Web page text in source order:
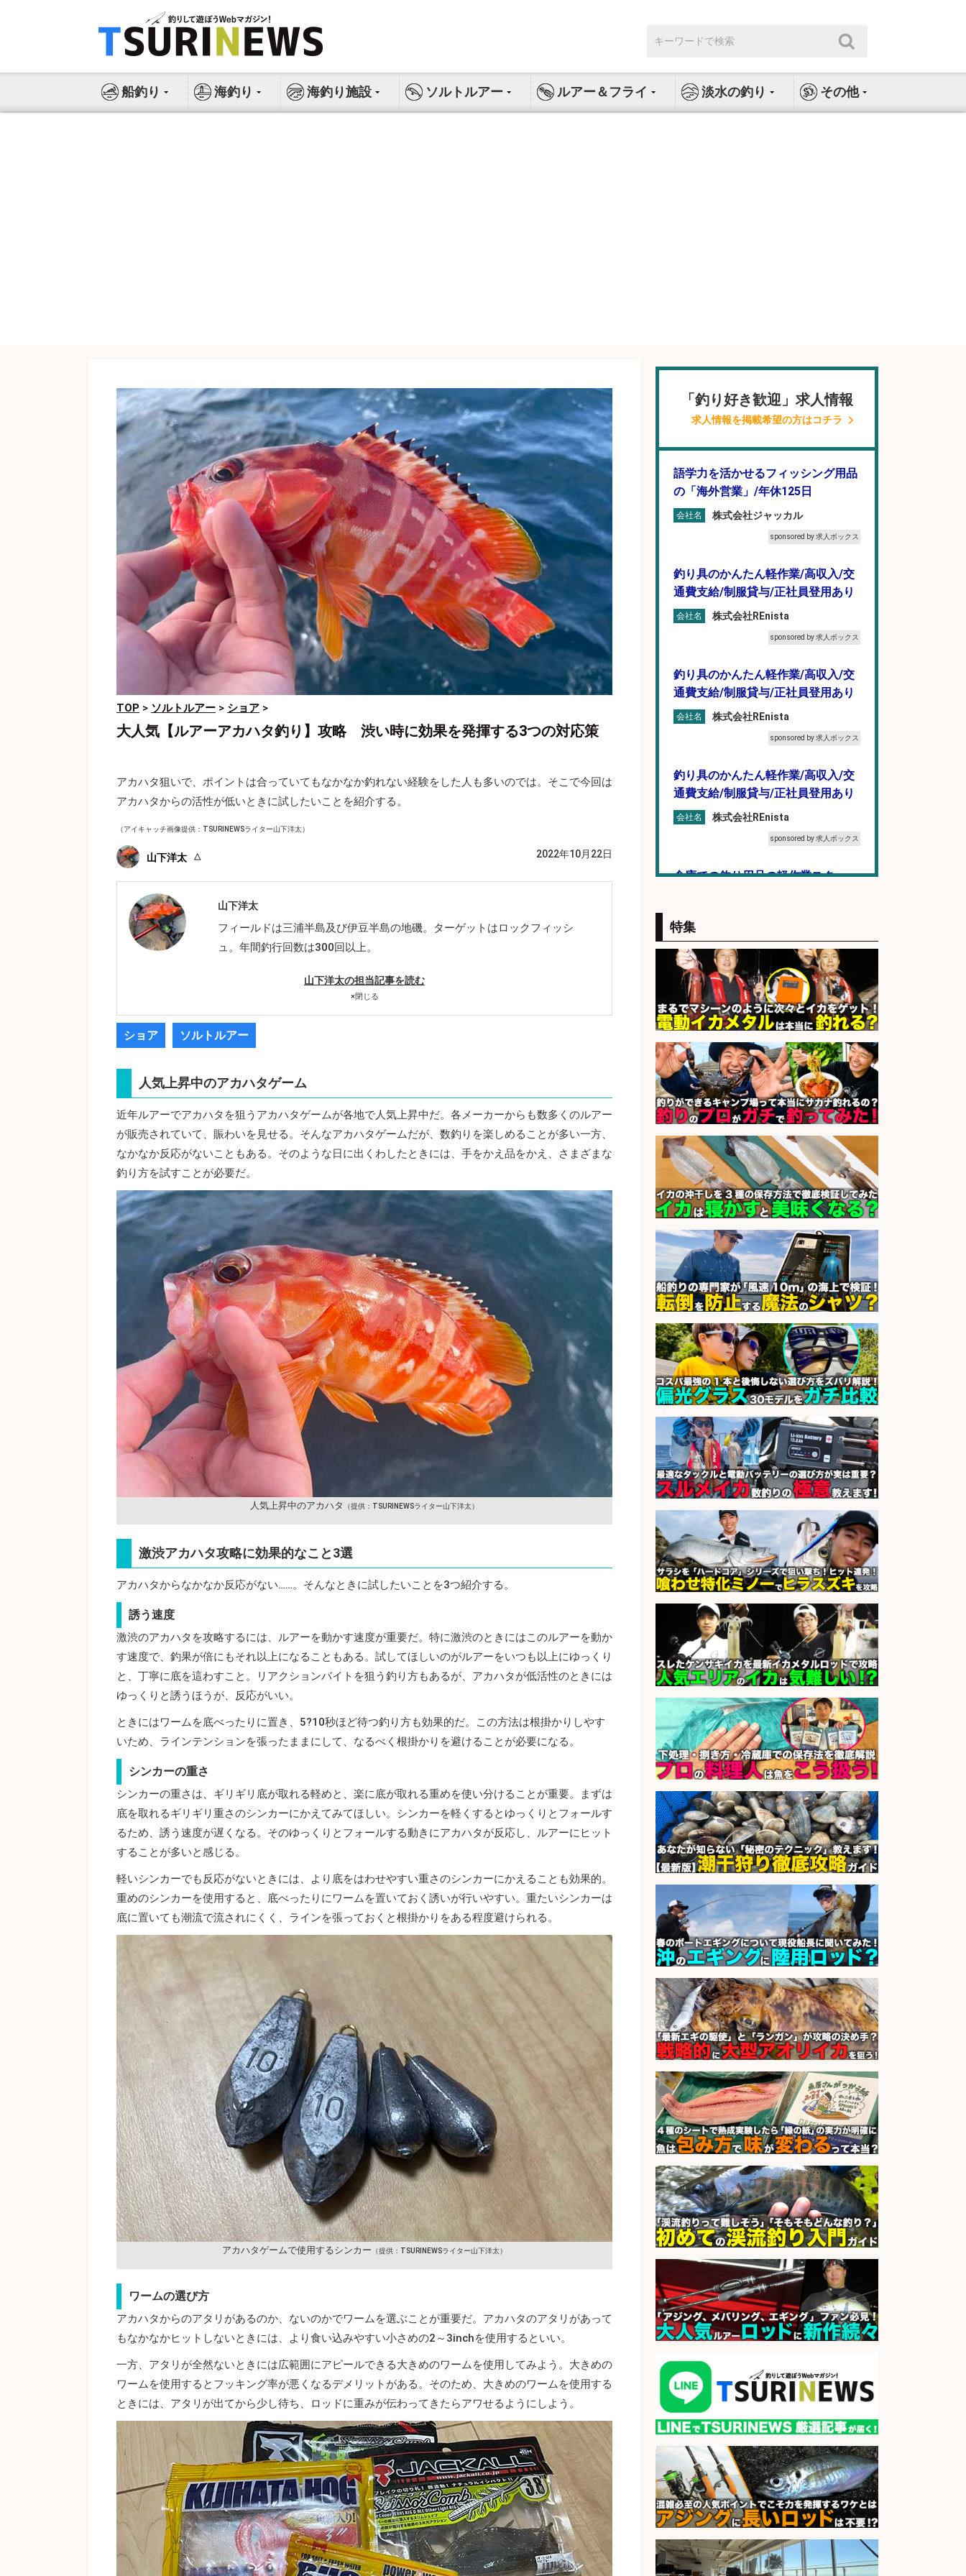
ス
索:
船釣り 海釣り 海釣り施設 ソルトルアー ルアー＆フライ 淡水の釣り その他
TOP > ソルトルアー > ショア >
大人気【ルアーアカハタ釣り】攻略 渋い時に効果を発揮する3つの対応策
アカハタ狙いで、ポイントは合っていてもなかなか釣れない経験をした人も多いのでは。そこで今回は
アカハタからの活性が低いときに試したいことを紹介する。
（アイキャッチ画像提供：TSURINEWSライター山下洋太）
山下洋太 2022年10月22日
山下洋太
フィールドは三浦半島及び伊豆半島の地磯。ターゲットはロックフィッシ
ュ。年間釣行回数は300回以上。
山下洋太の担当記事を読む
×閉じる
ショア ソルトルアー
人気上昇中のアカハタゲーム
近年ルアーでアカハタを狙うアカハタゲームが各地で人気上昇中だ。各メーカーからも数多くのルアー
が販売されていて、賑わいを見せる。そんなアカハタゲームだが、数釣りを楽しめることが多い一方、
なかなか反応がないこともある。そのような日に出くわしたときには、手をかえ品をかえ、さまざまな
釣り方を試すことが必要だ。
人気上昇中のアカハタ （提供：TSURINEWSライター山下洋太）
激渋アカハタ攻略に効果的なこと3選
アカハタからなかなか反応がない……。そんなときに試したいことを3つ紹介する。
誘う速度
激渋のアカハタを攻略するには、ルアーを動かす速度が重要だ。特に激渋のときにはこのルアーを動か
す速度で、釣果が倍にもそれ以上になることもある。試してほしいのがルアーをいつも以上にゆっくり
と、丁寧に底を這わすこと。リアクションバイトを狙う釣り方もあるが、アカハタが低活性のときには
ゆっくりと誘うほうが、反応がいい。
ときにはワームを底べったりに置き、5?10秒ほど待つ釣り方も効果的だ。この方法は根掛かりしやす
いため、ラインテンションを張ったままにして、なるべく根掛かりを避けることが必要になる。
シンカーの重さ
シンカーの重さは、ギリギリ底が取れる軽めと、楽に底が取れる重めを使い分けることが重要。まずは
底を取れるギリギリ重さのシンカーにかえてみてほしい。シンカーを軽くするとゆっくりとフォールす
るため、誘う速度が遅くなる。そのゆっくりとフォールする動きにアカハタが反応し、ルアーにヒット
することが多いと感じる。
軽いシンカーでも反応がないときには、より底をはわせやすい重さのシンカーにかえることも効果的。
重めのシンカーを使用すると、底べったりにワームを置いておく誘いが行いやすい。重たいシンカーは
底に置いても潮流で流されにくく、ラインを張っておくと根掛かりをある程度避けられる。
アカハタゲームで使用するシンカー （提供：TSURINEWSライター山下洋太）
ワームの選び方
アカハタからのアタリがあるのか、ないのかでワームを選ぶことが重要だ。アカハタのアタリがあって
もなかなかヒットしないときには、より食い込みやすい小さめの2～3inchを使用するといい。
一方、アタリが全然ないときには広範囲にアピールできる大きめのワームを使用してみよう。大きめの
ワームを使用するとフッキング率が悪くなるデメリットがある。そのため、大きめのワームを使用する
ときには、アタリが出てから少し待ち、ロッドに重みが伝わってきたらアワせるようにしよう。
「釣り好き歓迎」求人情報
求人情報を掲載希望の方はコチラ
語学力を活かせるフィッシング用品
の「海外営業」/年休125日
会社名 株式会社ジャッカル
sponsored by 求人ボックス
釣り具のかんたん軽作業/高収入/交
通費支給/制服貸与/正社員登用あり
会社名 株式会社REnista
sponsored by 求人ボックス
釣り具のかんたん軽作業/高収入/交
通費支給/制服貸与/正社員登用あり
会社名 株式会社REnista
sponsored by 求人ボックス
釣り具のかんたん軽作業/高収入/交
通費支給/制服貸与/正社員登用あり
会社名 株式会社REnista
sponsored by 求人ボックス
倉庫での釣り用品の軽作業スタッ
会社名
sponsored by 求人ボックス
和食, 日本料理・懐石料理/店長・店
長候補/本物を知る大人の隠れ家!魚
の価値を上げ、地域を元気に!店長候
補募集
会社名 酒場あらかぶ 酒場あらかぶ
sponsored by 求人ボックス
ート営業/釣りや釣具などの知識必
須/残業なし
会社名 株式会社天龍
sponsored by 求人ボックス
福岡/未経験歓迎「ルート営業」/釣
り好き歓迎/インセンティブ
会社名 広松久水産株式会社
sponsored by 求人ボックス
釣り好き必見「釣具の設計開
発」/DAIWA公認製品/年休117日
会社名
株式会社スポーツライフプラネ
ッツ
sponsored by 求人ボックス
釣り好きを活かす「法人営業」/提
案型ルート営業/直行直帰OK
会社名
ッツ
sponsored by 求人ボックス
さらに求人情報を見る
特集